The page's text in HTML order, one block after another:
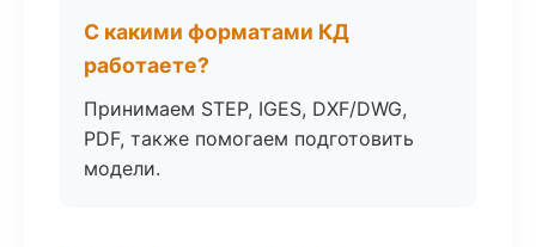
С какими форматами КД
работаете?
Принимаем STEP, IGES, DXF/DWG,
PDF, также помогаем подготовить
модели.